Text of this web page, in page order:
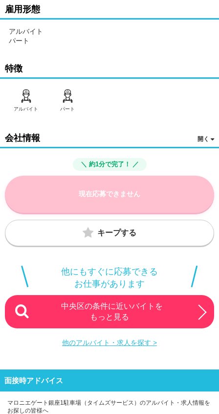
雇用形態
アルバイト
パート
特徴
アルバイト パート
会社情報
＼ 約1分で完了！ ／
現在応募できません
キープする
他にもすぐに応募できる
お仕事があります
中央区の条件に近いバイトを
もっと見る
他のアルバイト・求人を探す >
面接時アドバイス
マロニエゲート銀座1駐車場（タイムズサービス）のアルバイト・求人情報を
お探しの皆様へ